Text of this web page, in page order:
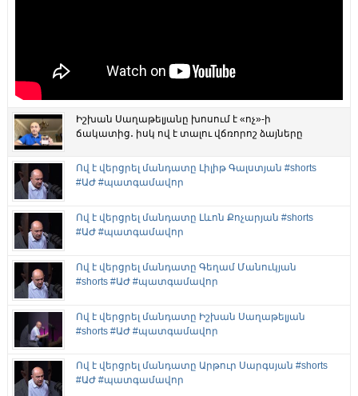
Իշխան Սաղաթելյանը խոսում է «ոչ»-ի
ճակատից․ իսկ ով է տալու վճռորոշ ձայները
Ով է վերցրել մանդատը Լիլիթ Գալստյան #shorts
#ԱԺ #պատգամավոր
Ով է վերցրել մանդատը Լևոն Քոչարյան #shorts
#ԱԺ #պատգամավոր
Ով է վերցրել մանդատը Գեղամ Մանուկյան
#shorts #ԱԺ #պատգամավոր
Ով է վերցրել մանդատը Իշխան Սաղաթելյան
#shorts #ԱԺ #պատգամավոր
Ով է վերցրել մանդատը Արթուր Սարգսյան #shorts
#ԱԺ #պատգամավոր